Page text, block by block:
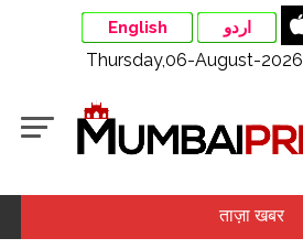
English اردو
Thursday,06-August-2026
ताज़ा खबर